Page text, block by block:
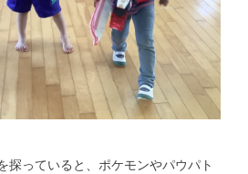
っていると、ポケモンやパウパト